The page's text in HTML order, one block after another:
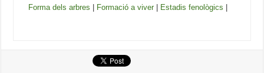
Forma dels arbres Formació a viver Estadis fenològics